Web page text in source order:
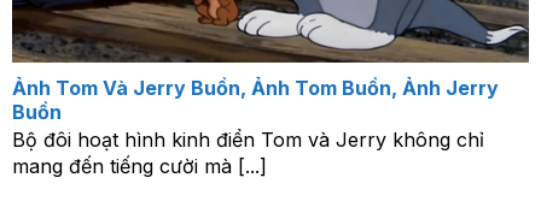
Ảnh Tom Và Jerry Buồn, Ảnh Tom Buồn, Ảnh Jerry
Buồn
Bộ đôi hoạt hình kinh điển Tom và Jerry không chỉ
mang đến tiếng cười mà [...]